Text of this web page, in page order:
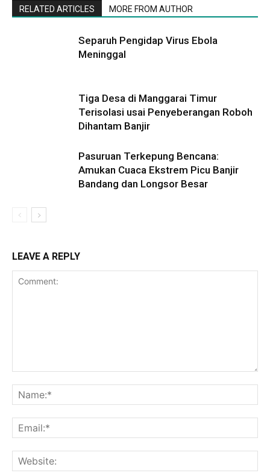
RELATED ARTICLES MORE FROM AUTHOR
Separuh Pengidap Virus Ebola
Meninggal
Tiga Desa di Manggarai Timur
Terisolasi usai Penyeberangan Roboh
Dihantam Banjir
Pasuruan Terkepung Bencana:
Amukan Cuaca Ekstrem Picu Banjir
Bandang dan Longsor Besar
LEAVE A REPLY